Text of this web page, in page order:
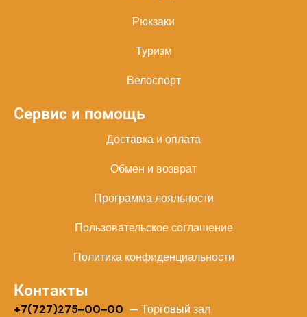
Рюкзаки
Туризм
Велоспорт
Сервис и помощь
Доставка и оплата
Обмен и возврат
Программа лояльности
Пользовательское соглашение
Политика конфиденциальности
Контакты
+7(727)275‒00‒00 — Торговый зал